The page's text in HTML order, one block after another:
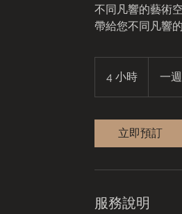
不同凡響的藝術
帶給您不同凡響
4 小時
小
一
公
休)/
經
服
一
立即預訂
服務說明